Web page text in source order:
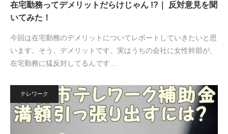
在宅勤務ってデメリットだらけじゃん !?｜ 反対意見を聞
いてみた！
今回は在宅勤務のデメリットについてレポートしていきたいと思
います。そう、デメリットです。実はうちの会社に女性幹部が、
在宅勤務に猛反対してるんです…
テレワーク